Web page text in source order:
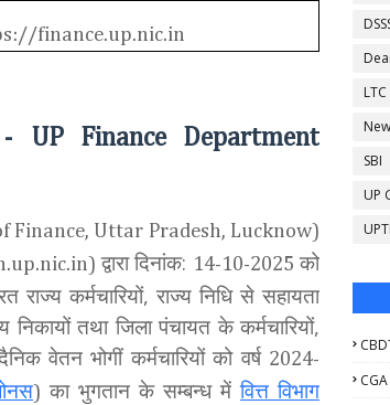
finance.up.nic.in
UP Finance Department
Finance, Uttar Pradesh, Lucknow)
द्वारा दिनांक: 14-10-2025 को
कर्मचारियों, राज्य निधि से सहायता
निकायों तथा जिला पंचायत के कर्मचारियों,
वेतन भोगीं कर्मचारियों को वर्ष 2024-
) का भुगतान के सम्बन्ध मेंवित्त विभाग
SBI
UP
CGA